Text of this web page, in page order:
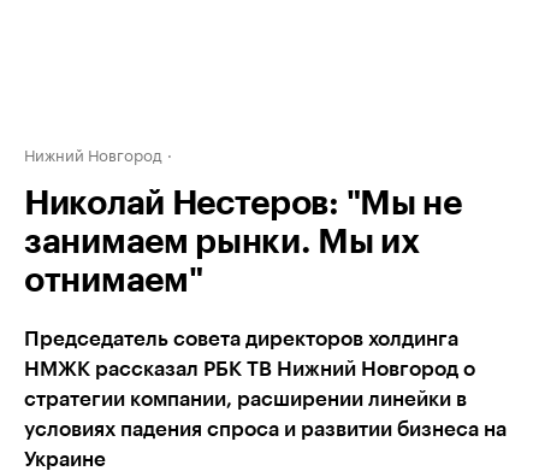
Нижний Новгород
Николай Нестеров: "Мы не
занимаем рынки. Мы их
отнимаем"
Председатель совета директоров холдинга
НМЖК рассказал РБК ТВ Нижний Новгород о
стратегии компании, расширении линейки в
условиях падения спроса и развитии бизнеса на
Украине